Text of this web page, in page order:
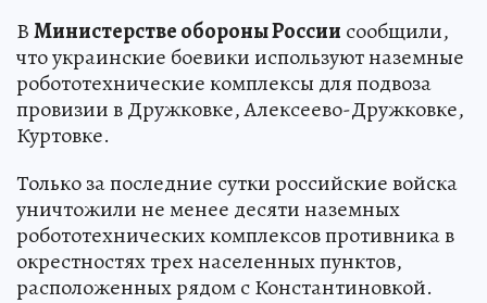
ВМинистерстве обороны России сообщили,
что украинские боевики используют наземные
робототехнические комплексы для подвоза
провизии в Дружковке, Алексеево-Дружковке,
Куртовке.
Только за последние сутки российские войска
уничтожили не менее десяти наземных
робототехнических комплексов противника в
окрестностях трех населенных пунктов,
расположенных рядом с Константиновкой.